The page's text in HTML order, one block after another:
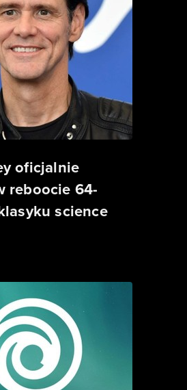
oficjalnie
reboocie 64-
science